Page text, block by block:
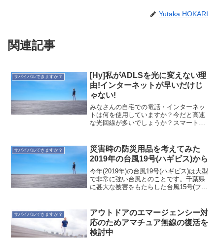
Yutaka HOKARI
関連記事
サバイバルできますか？
[Hy]私がADLSを光に変えない理
由!インターネットが早いだけじ
ゃない!
みなさんの自宅での電話・インターネッ
トは何を使用していますか？今だと高速
な光回線が多いでしょうか？スマートフ
合、メインはADSLを利用しています。そ
の理由は、2つあります...
サバイバルできますか？
災害時の防災用品を考えてみた
2019年の台風19号(ハギビス)から
今年(2019年)の台風19号(ハギビス)は大型
で非常に強い台風とのことです。千葉県
に甚大な被害をもたらした台風15号(ファ
されていて、11日現在、巷では水やカッ
プ麺...
サバイバルできますか？
アウトドアのエマージェンシー対
応のためアマチュア無線の復活を
検討中